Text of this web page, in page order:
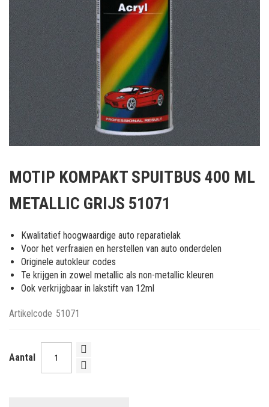
het
van
afbeeldingen-
gallerij
MOTIP KOMPAKT SPUITBUS 400 ML
METALLIC GRIJS 51071
Kwalitatief hoogwaardige auto reparatielak
Voor het verfraaien en herstellen van auto onderdelen
Originele autokleur codes
Te krijgen in zowel metallic als non-metallic kleuren
Ook verkrijgbaar in lakstift van 12ml
Artikelcode 51071
Aantal